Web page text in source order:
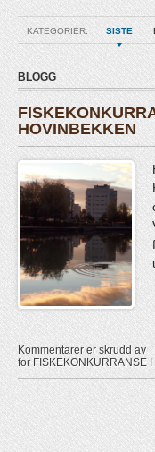
KATEGORIER: SISTE
BLOGG
HOVINBEKKEN
Kommentarer er skrudd av
for FISKEKONKURRANSE I